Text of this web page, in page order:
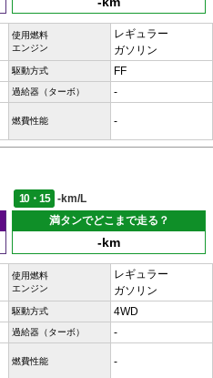
使用燃料
エンジン
レギュラー
ガソリン
駆動方式 FF
過給器（ターボ） -
燃費性能 -
10・15
-km/L
満タンでどこまで走る？
-km
使用燃料
エンジン
レギュラー
ガソリン
駆動方式 4WD
過給器（ターボ） -
燃費性能 -